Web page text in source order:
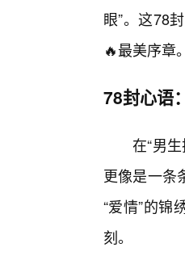
眼”。这78
🔥最美序章。
78封心语
在“男
更像是一条
“爱情”的锦
刻。